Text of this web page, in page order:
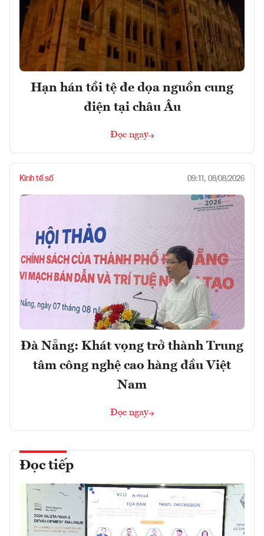
Hạn hán tồi tệ đe dọa nguồn cung
điện tại châu Âu
Đọc ngay
Kinh tế số 09:11, 08/08/2026
Đà Nẵng: Khát vọng trở thành Trung
tâm công nghệ cao hàng đầu Việt
Nam
Đọc ngay
Đọc tiếp